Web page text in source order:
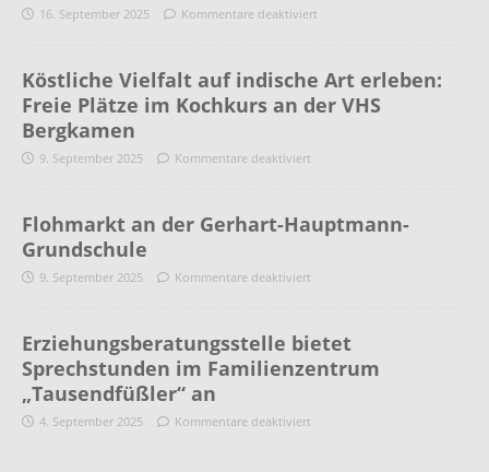
16. September 2025 Kommentare deaktiviert
Köstliche Vielfalt auf indische Art erleben:
Freie Plätze im Kochkurs an der VHS
Bergkamen
9. September 2025 Kommentare deaktiviert
Flohmarkt an der Gerhart-Hauptmann-
Grundschule
9. September 2025 Kommentare deaktiviert
Erziehungsberatungsstelle bietet
Sprechstunden im Familienzentrum
„Tausendfüßler“ an
4. September 2025 Kommentare deaktiviert